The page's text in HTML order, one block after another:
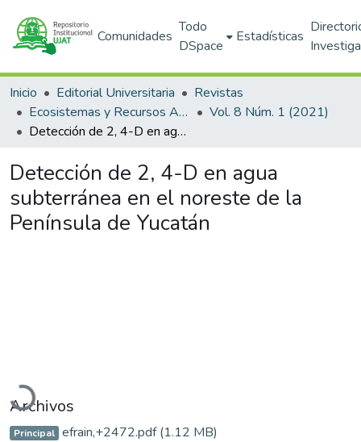
Comunidades
Todo
DSpace
Estadísticas
Inicio Editorial Universitaria
Revistas
Ecosistemas y Recursos Agropecuarios
Vol. 8 Núm. 1 (2021)
Detección de 2, 4-D en agua subterránea en el noreste de la Península de Yucatán
Detección de 2, 4-D en agua
subterránea en el noreste de la
Península de Yucatán
Archivos
Principal efrain,+2472.pdf(1.12 MB)